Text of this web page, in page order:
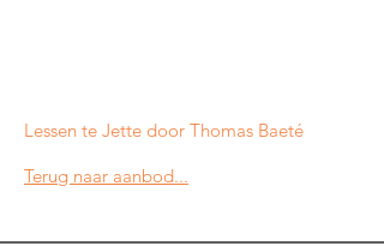
Lessen te Jette door Thomas Baeté
Terug naar aanbod...